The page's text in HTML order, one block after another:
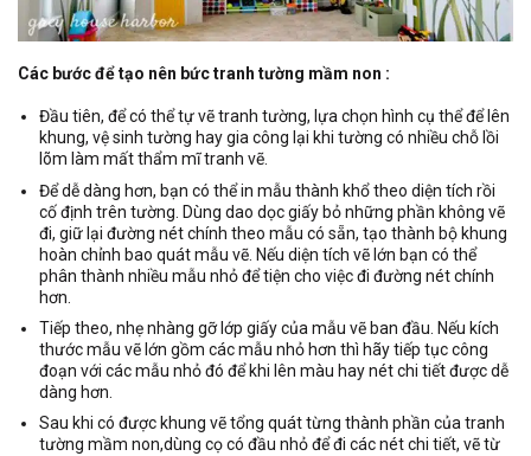
Các bước để tạo nên bức tranh tường mầm non :
Đầu tiên, để có thể tự vẽ tranh tường, lựa chọn hình cụ thể để lên
khung, vệ sinh tường hay gia công lại khi tường có nhiều chỗ lồi
lõm làm mất thẩm mĩ tranh vẽ.
Để dễ dàng hơn, bạn có thể in mẫu thành khổ theo diện tích rồi
cố định trên tường. Dùng dao dọc giấy bỏ những phần không vẽ
đi, giữ lại đường nét chính theo mẫu có sẵn, tạo thành bộ khung
hoàn chỉnh bao quát mẫu vẽ. Nếu diện tích vẽ lớn bạn có thể
phân thành nhiều mẫu nhỏ để tiện cho việc đi đường nét chính
hơn.
Tiếp theo, nhẹ nhàng gỡ lớp giấy của mẫu vẽ ban đầu. Nếu kích
thước mẫu vẽ lớn gồm các mẫu nhỏ hơn thì hãy tiếp tục công
đoạn với các mẫu nhỏ đó để khi lên màu hay nét chi tiết được dễ
dàng hơn.
Sau khi có được khung vẽ tổng quát từng thành phần của tranh
tường mầm non,dùng cọ có đầu nhỏ để đi các nét chi tiết, vẽ từ